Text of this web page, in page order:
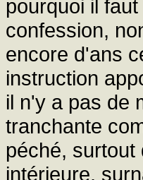
pourquoi il
confession,
encore d'ans
instruction
il n'y a pas de
tranchante
péché, surtout
intérieure,